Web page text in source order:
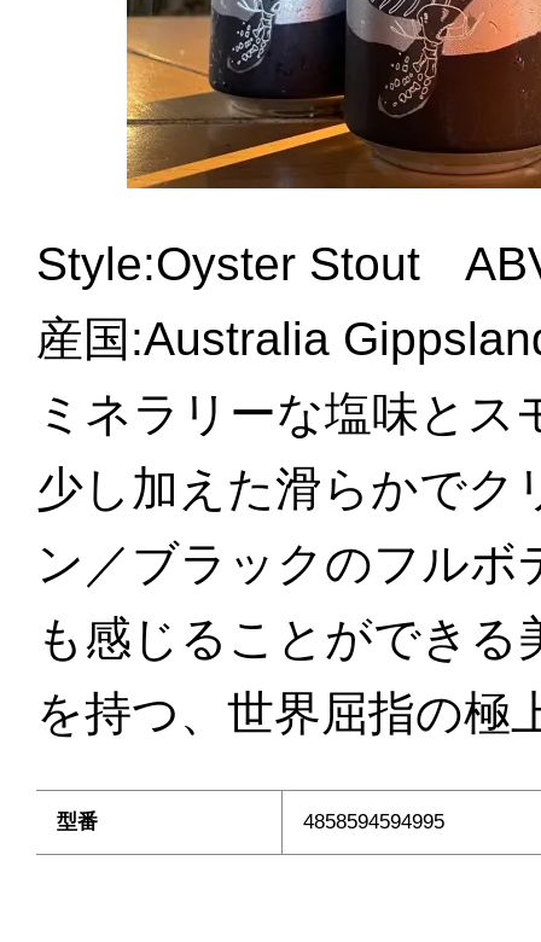
Style:Oyster Stout
産国:Australia
ミネラリーな塩味と
少し加えた滑らかでク
ン／ブラックのフル
も感じることができ
を持つ、世界屈指の極
型番 4858594594995